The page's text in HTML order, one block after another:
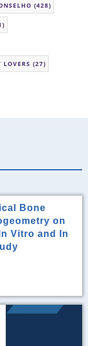
(428)
LOVERS (27)
Bone
on
Vitro and In